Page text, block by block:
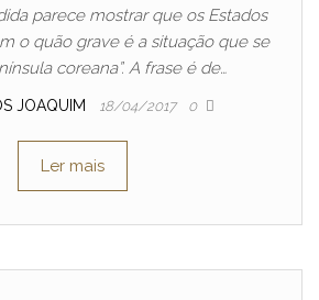
parece mostrar que os Estados
o quão grave é a situação que se
coreana”. A frase é de…
JOAQUIM 18/04/2017 0
Ler mais